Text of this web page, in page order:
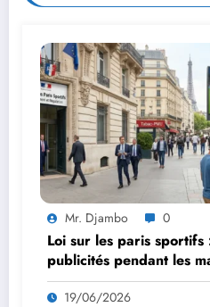
Mr. Djambo 0
Loi sur les paris
publicités pendant les
vous devez savoir
19/06/2026